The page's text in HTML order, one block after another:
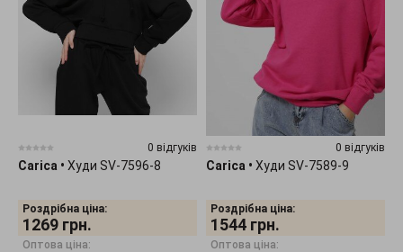
0 відгуків
Carica • Худи SV-7596-8
Роздрібна ціна:
1269 грн.
Оптова ціна:
0 відгуків
Carica • Худи SV-7589-9
Роздрібна ціна:
1544 грн.
Оптова ціна: